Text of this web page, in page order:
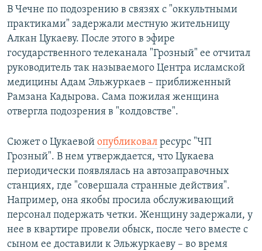
В Чечне по подозрению в связях с "оккультными
практиками" задержали местную жительницу
Алкан Цукаеву. После этого в эфире
государственного телеканала "Грозный" ее отчитал
руководитель так называемого Центра исламской
медицины Адам Эльжуркаев – приближенный
Рамзана Кадырова. Сама пожилая женщина
отвергла подозрения в "колдовстве".
Сюжет о Цукаевой опубликовал ресурс "ЧП
Грозный". В нем утверждается, что Цукаева
периодически появлялась на автозаправочных
станциях, где "совершала странные действия".
Например, она якобы просила обслуживающий
персонал подержать четки. Женщину задержали, у
нее в квартире провели обыск, после чего вместе с
сыном ее доставили к Эльжуркаеву – во время